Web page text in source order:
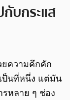
บกระแส
ยความคึกคัก
ป็นที่หนึ่ง แต่มัน
รหลาย ๆ ช่อง